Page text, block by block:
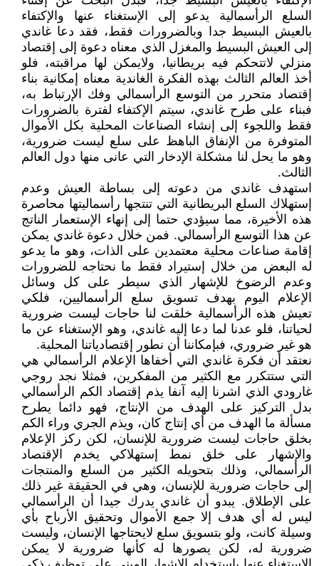
السلع الرأسمالية يدعو إلى الإستغناء عنها والإكتفاء
بالعيش البسيط جدا وبالضرورات فقط، فقد دعا غاندي
إلى العيش البسيط والمغزل الذي معناه دعوة إلى إقتصاد
منزلي لاتتحكم فيه بريطانيا، ولايمكن لها مراقبته، فلو
أخذ العالم الثالث بهذه الفكرة الغاندية معناه إمكانية بناء
إقتصاد متحرر من التوسع الرأسمالي وفك الإرتباط به،
فبناء على طرح غاندي، سيتم الإكتفاء لفترة بالضرورات
فقط واللجوء إلى إنشاء الصناعات المحلية بكل الأموال
المتوفرة من الإنفاق الباهظ على سلع ليست ضرورية،
وهو ما يحل لنا مشكلة الإدخار التي عانى منها دول العالم
الثالث.
استهدف غاندي من دعوته إلى بساطة العيش وعدم
إستهلاك السلع البريطانية التي تنتجها رأسماليتها محاصرة
هذه الأخيرة، مما سيؤدي حتما إلى إنهاء الإستعمار الناتج
عن هذا التوسع الرأسمالي. فمن خلال دعوة غاندي يمكن
إقامة صناعات محلية معتمدين على الذات، وهو ما يدعو
له البعض من خلال إستيراد فقط ما نحتاجه للضرورات
وعدم الرضوخ للإشهار الذي سيطر على كل وسائل
الإعلام اليوم بهدف تسويق سلع الرأسماليين، فلكي
تعيش هذه الرأسمالية خلقت لنا حاجات ليست ضرورية
لحياتنا، فلو عدنا لما دعا إليه غاندي، وهو الإستغناء عن ما
هو غير ضروري، فبإمكاننا أن نطور إقتصادياتنا المحلية.
نعتقد أن فكرة غاندي التي أخفاها الإعلام الرأسمالي هي
التي ستتكرر مع الكثير من المفكرين، فمثلا نجد روجي
غارودي الذي اشرنا إليه آنفا يذم إقتصاد الكم الرأسمالي
بدل التركيز على الهدف من الإنتاج، فهو دائما يطرح
مسألة ما الهدف من أي إنتاج كان، ويذم الجري وراء الكم
بخلق حاجات ليست ضرورية للإنسان، لكن ركز الإعلام
والإشهار على خلق نمط إستهلاكي يخدم الإقتصاد
الرأسمالي، وذلك بتحويله الكثير من السلع والمنتجات
إلى حاجات ضرورية للإنسان، وهي في الحقيقة غير ذلك
على الإطلاق. يبدو أن غاندي يدرك جيدا أن الرأسمالي
ليس له أي هدف إلا جمع الأموال وتحقيق الأرباح بأي
وسيلة كانت، ولو بتسويق سلع لايحتاجها الإنسان، وليست
ضرورية له، لكن يصورها له كأنها ضرورية لا يمكن